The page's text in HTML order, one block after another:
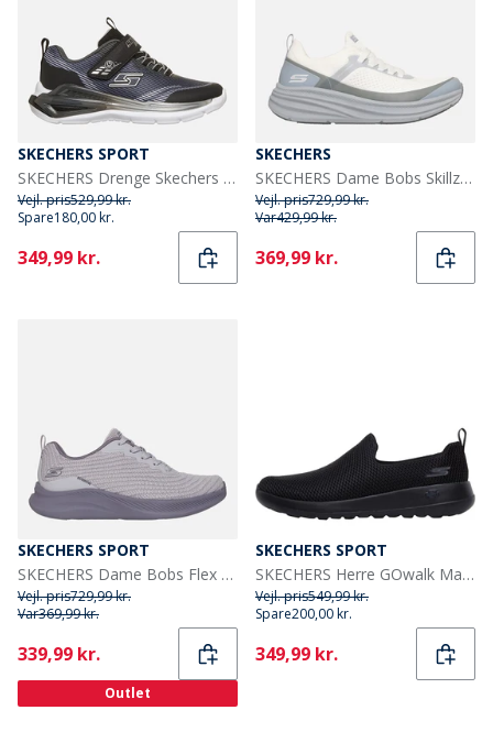
SKECHERS SPORT
SKECHERS Drenge Skechers Tri Namics 2.0 Sneakers Sort
Vejl. pris529,99 kr.
Spare180,00 kr.
Current
349,99 kr.
SKECHERS
SKECHERS Dame Bobs Skillz Sneakers Hvid
Vejl. pris729,99 kr.
Var429,99 kr.
Current
369,99 kr.
SKECHERS SPORT
SKECHERS Dame Bobs Flex Mellow Dawn Sneakers Lilla
Vejl. pris729,99 kr.
Var369,99 kr.
Current
339,99 kr.
Outlet
SKECHERS SPORT
SKECHERS Herre GOwalk Max Træningssko Sort/Sort
Vejl. pris549,99 kr.
Spare200,00 kr.
Current
349,99 kr.